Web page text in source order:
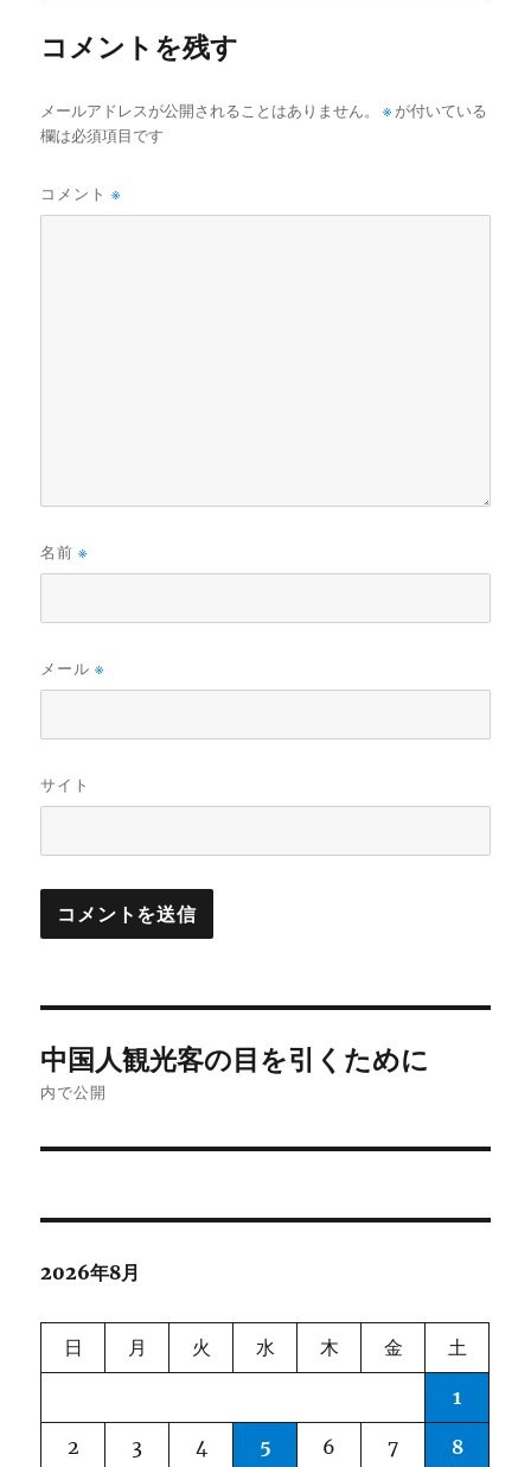
コメントを残す
メールアドレスが公開されることはありません。 ※ が付いている
欄は必須項目です
コメント※
名前※
メール※
サイト
稿
ゲ
ー
シ
ョ
ン
中国人観光客の目を引くために
内で公開
2026年8月
日 月 火 水 木 金 土
1
2 3 4 5 6 7 8